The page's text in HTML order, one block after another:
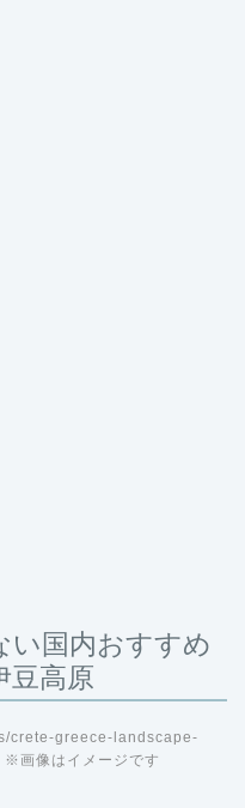
い国内おすすめ
高原
crete-greece-landscape-
像はイメージです